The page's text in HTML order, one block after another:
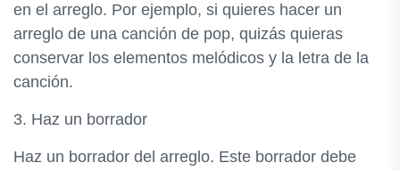
en el arreglo. Por ejemplo, si quieres hacer un
arreglo de una canción de pop, quizás quieras
conservar los elementos melódicos y la letra de la
canción.
3. Haz un borrador
Haz un borrador del arreglo. Este borrador debe